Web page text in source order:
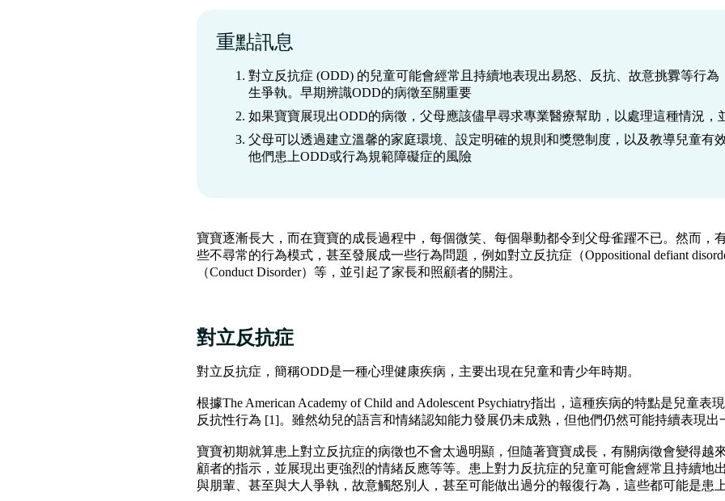
重點訊息
對立反抗症 (ODD) 的兒童可能會經常且持續地表現出易怒、反抗、故意挑釁等行
生爭執。早期辨識ODD的病徵至關重要
如果寶寶展現出ODD的病徵，父母應該儘早尋求專業醫療幫助，以處理這種情況，
父母可以透過建立溫馨的家庭環境、設定明確的規則和獎懲制度，以及教導兒童有
他們患上ODD或行為規範障礙症的風險
寶寶逐漸長大，而在寶寶的成長過程中，每個微笑、每個舉動都令到父母雀躍不已。然而，
些不尋常的行為模式，甚至發展成一些行為問題，例如對立反抗症（Oppositional defiant
（Conduct Disorder）等，並引起了家長和照顧者的關注。
對立反抗症
對立反抗症，簡稱ODD是一種心理健康疾病，主要出現在兒童和青少年時期。
根據The American Academy of Child and Adolescent Psychiatry指出，這種疾病的特點是兒童
反抗性行為 [1]。雖然幼兒的語言和情緒認知能力發展仍未成熟，但他們仍然可能持續表現出
寶寶初期就算患上對立反抗症的病徵也不會太過明顯，但隨著寶寶成長，有關病徵會變得越
顧者的指示，並展現出更強烈的情緒反應等等。患上對力反抗症的兒童可能會經常且持續地
與朋輩、甚至與大人爭執，故意觸怒別人，甚至可能做出過分的報復行為，這些都可能是患